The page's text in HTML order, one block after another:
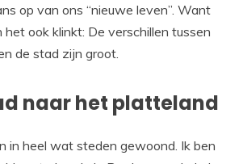
op van ons “nieuwe leven”. Want
het ook klinkt: De verschillen tussen
de stad zijn groot.
naar het platteland
in heel wat steden gewoond. Ik ben